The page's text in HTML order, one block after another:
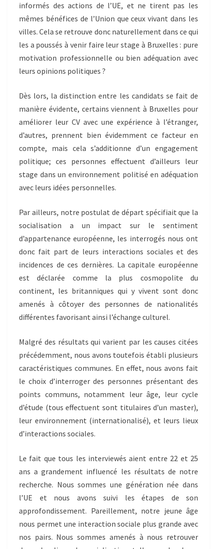
informés des actions de l’UE, et ne tirent pas les
mêmes bénéfices de l’Union que ceux vivant dans les
villes. Cela se retrouve donc naturellement dans ce qui
les a poussés à venir faire leur stage à Bruxelles : pure
motivation professionnelle ou bien adéquation avec
leurs opinions politiques ?
Dès lors, la distinction entre les candidats se fait de
manière évidente, certains viennent à Bruxelles pour
améliorer leur CV avec une expérience à l’étranger,
d’autres, prennent bien évidemment ce facteur en
compte, mais cela s’additionne d’un engagement
politique; ces personnes effectuent d’ailleurs leur
stage dans un environnement politisé en adéquation
avec leurs idées personnelles.
Par ailleurs, notre postulat de départ spécifiait que la
socialisation a un impact sur le sentiment
d’appartenance européenne, les interrogés nous ont
donc fait part de leurs interactions sociales et des
incidences de ces dernières. La capitale européenne
est déclarée comme la plus cosmopolite du
continent, les britanniques qui y vivent sont donc
amenés à côtoyer des personnes de nationalités
différentes favorisant ainsi l’échange culturel.
Malgré des résultats qui varient par les causes citées
précédemment, nous avons toutefois établi plusieurs
caractéristiques communes. En effet, nous avons fait
le choix d’interroger des personnes présentant des
points communs, notamment leur âge, leur cycle
d’étude (tous effectuent sont titulaires d’un master),
leur environnement (internationalisé), et leurs lieux
d’interactions sociales.
Le fait que tous les interviewés aient entre 22 et 25
ans a grandement influencé les résultats de notre
recherche. Nous sommes une génération née dans
l’UE et nous avons suivi les étapes de son
approfondissement. Pareillement, notre jeune âge
nous permet une interaction sociale plus grande avec
nos pairs. Nous sommes amenés à nous retrouver